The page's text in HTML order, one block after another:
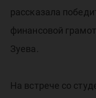
рассказала
финансовой
Зуева.
На встрече со